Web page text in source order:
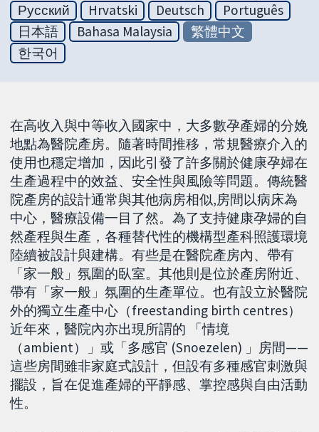
Русский
Hrvatski Deutsch
Português
日本語
Bahasa Malaysia
繁體中文
한국어
在高收入與中等收入國家中，大多數孕產婦的分娩
地點為醫院產房。隨著時間推移，常規醫療介入的
使用也穩定增加，因此引發了許多關於健康孕婦在
生產過程中的效益、安全性與風險等問題。傳統醫
院產房的設計通常與其他病房相似,房間以病床為
中心，醫療設備一目了然。為了支持健康孕婦的自
然產程與生產，各種替代性的機構型產科照護環境
陸續被設計與建構。有些是在醫院產房內、帶有
「家一般」氛圍的臥室。其他則是位於產房附近、
帶有「家一般」氛圍的生產單位。也有設立於醫院
外的獨立生產中心（freestanding birth centres）
近年來，醫院內亦出現所謂的 「情境
（ambient）」或「多感官 (Snoezelen) 」房間——
這些房間雖非家庭式設計，但設有多種感官刺激與
擺設，旨在促進產婦的平靜感、掌控感與自由活動
性。